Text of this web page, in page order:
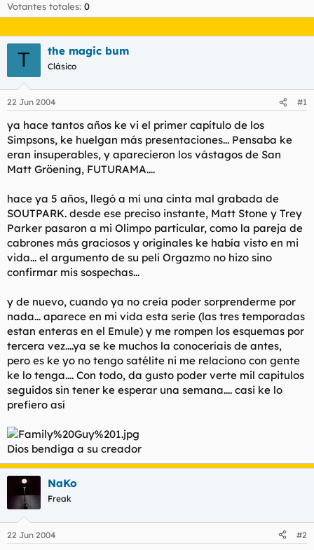
a
Votantes totales 0
T the magic bum
Clásico
22 Jun 2004 #1
ya hace tantos años ke vi el primer capítulo de los
Simpsons, ke huelgan más presentaciones... Pensaba ke
eran insuperables, y aparecieron los vástagos de San
Matt Gröening, FUTURAMA....
hace ya 5 años, llegó a mí una cinta mal grabada de
SOUTPARK. desde ese preciso instante, Matt Stone y Trey
Parker pasaron a mi Olimpo particular, como la pareja de
cabrones más graciosos y originales ke había visto en mi
vida... el argumento de su peli Orgazmo no hizo sino
confirmar mis sospechas...
y de nuevo, cuando ya no creía poder sorprenderme por
nada... aparece en mi vida esta serie (las tres temporadas
estan enteras en el Emule) y me rompen los esquemas por
tercera vez....ya se ke muchos la conoceríais de antes,
pero es ke yo no tengo satélite ni me relaciono con gente
ke lo tenga.... Con todo, da gusto poder verte mil capitulos
seguidos sin tener ke esperar una semana.... casi ke lo
prefiero así
Dios bendiga a su creador
NaKo
Freak
22 Jun 2004 #2